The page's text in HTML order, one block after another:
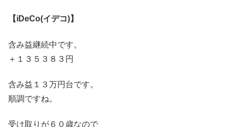
【iDeCo(イデコ)】
含み益継続中です。
＋１３５３８３円
含み益１３万円台です。
順調ですね。
受け取りが６０歳なので